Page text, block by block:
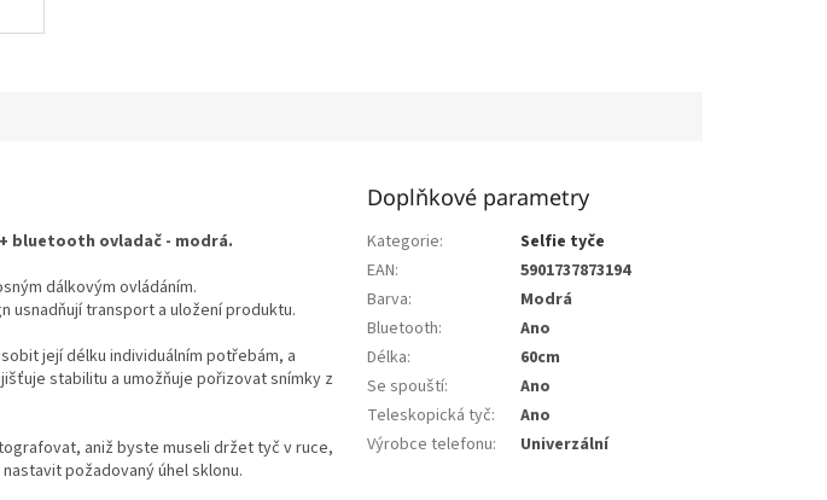
bluetooth ovladač - modrá.
dálkovým ovládáním.
usnadňují transport a uložení produktu.
její délku individuálním potřebám, a
stabilitu a umožňuje pořizovat snímky z
aniž byste museli držet tyč v ruce,
požadovaný úhel sklonu.
Doplňkové parametry
Kategorie:
Selfie tyče
EAN:
5901737873194
Barva:
Modrá
Bluetooth:
Ano
Délka:
60cm
Se spouští:
Ano
Teleskopická tyč:
Ano
Výrobce telefonu: Univerzální